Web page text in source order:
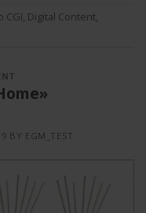
CGI, Digital Content,
BY EGM_TEST